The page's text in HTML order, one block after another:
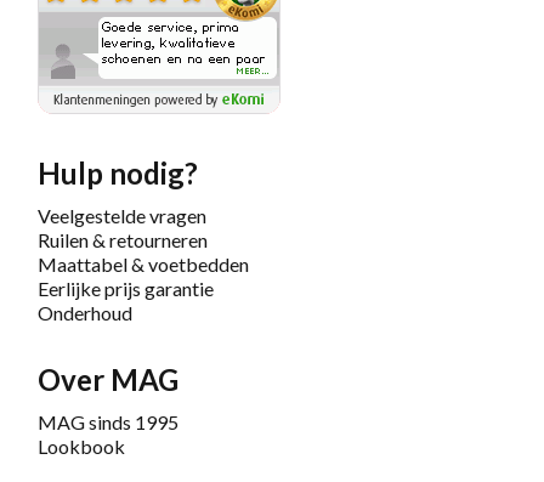
Hulp nodig?
Veelgestelde vragen
Ruilen & retourneren
Maattabel & voetbedden
Eerlijke prijs garantie
Onderhoud
Over MAG
MAG sinds 1995
Lookbook